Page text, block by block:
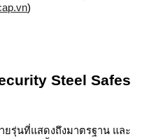
)
Steel Safes
รุ่นที่แสดงถึงมาตรฐาน และ